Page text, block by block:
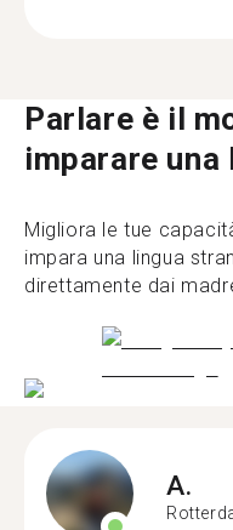
Parlare è il
imparare una
Migliora le tue
impara una lingua
direttamente dai
A.